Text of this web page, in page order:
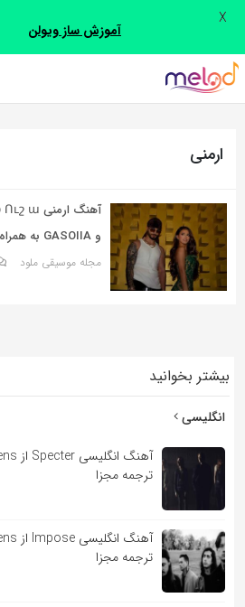
اشتراک
با
از
زیر
می‌توانید
این
صفحه
خود
به
بگذارید.
لینک
ارمنی
و GASOIIA به همراه متن و ترجمه مجزا
مجله موسیقی ملود
بیشتر بخوانید
انگلیسی
ترجمه مجزا
ترجمه مجزا
آموزش ساز ویولن
X